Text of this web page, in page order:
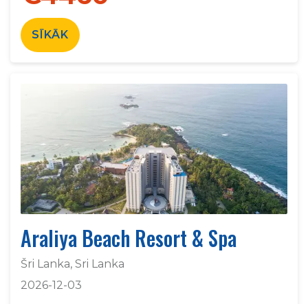
SĪKĀK
Araliya Beach Resort & Spa
Šri Lanka, Sri Lanka
2026-12-03